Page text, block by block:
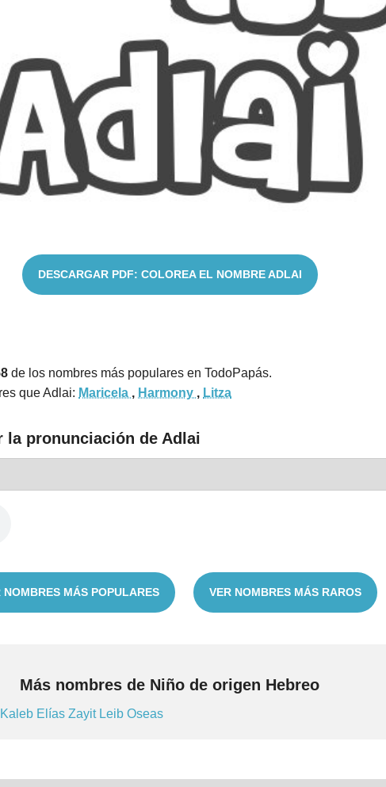
DESCARGAR PDF: COLOREA EL NOMBRE ADLAI
de los nombres más populares en TodoPapás.
que Adlai: Maricela , Harmony , Litza
la pronunciación de Adlai
NOMBRES MÁS POPULARES VER NOMBRES MÁS RAROS
Más nombres de Niño de origen Hebreo
Kaleb Elías Zayit Leib Oseas